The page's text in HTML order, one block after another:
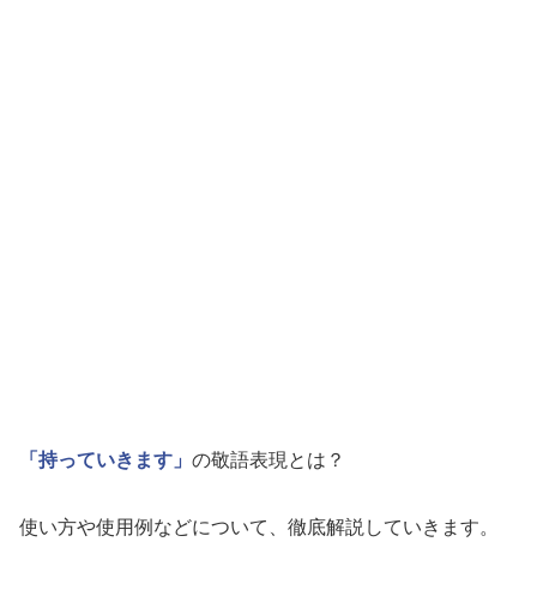
「持っていきます」 の敬語表現とは？
使い方や使用例などについて、徹底解説していきます。